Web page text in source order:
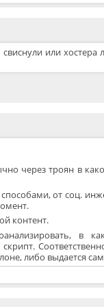
или хостера
через троян в
от соц.
контент.
в
либо выдается